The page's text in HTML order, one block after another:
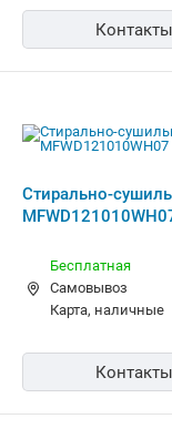
Контакты
Стирально-
Бесплатная
Самовывоз
карта, наличные
Контакты